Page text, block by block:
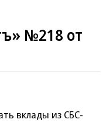
№218 от
вклады из СБС-